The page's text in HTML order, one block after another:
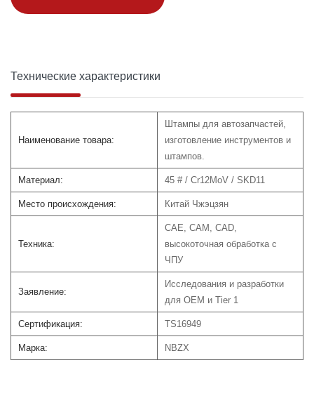
Технические характеристики
Наименование товара:
Штампы для автозапчастей,
изготовление инструментов и
штампов.
Материал: 45 # / Cr12MoV / SKD11
Место происхождения: Китай Чжэцзян
Техника:
CAE, CAM, CAD,
высокоточная обработка с
ЧПУ
Заявление:
Исследования и разработки
для OEM и Tier 1
Сертификация: TS16949
Марка: NBZX